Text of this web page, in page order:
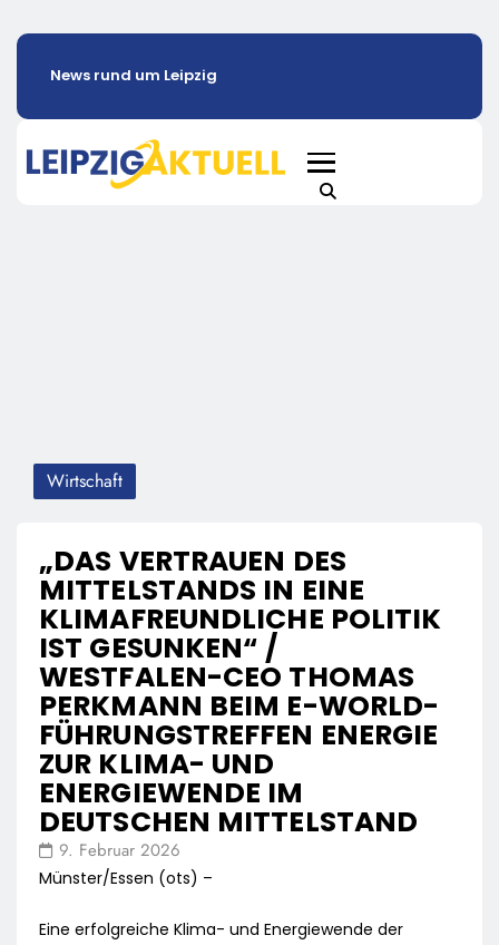
News rund um Leipzig
Wirtschaft
„DAS VERTRAUEN DES
MITTELSTANDS IN EINE
KLIMAFREUNDLICHE POLITIK
IST GESUNKEN“ /
WESTFALEN-CEO THOMAS
PERKMANN BEIM E-WORLD-
FÜHRUNGSTREFFEN ENERGIE
ZUR KLIMA- UND
ENERGIEWENDE IM
DEUTSCHEN MITTELSTAND
9. Februar 2026
Münster/Essen (ots) –
Eine erfolgreiche Klima- und Energiewende der